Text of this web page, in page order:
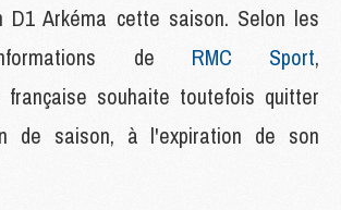
D1 Arkéma cette saison. Selon les
de RMC Sport,
française souhaite toutefois quitter
de saison, à l'expiration de son